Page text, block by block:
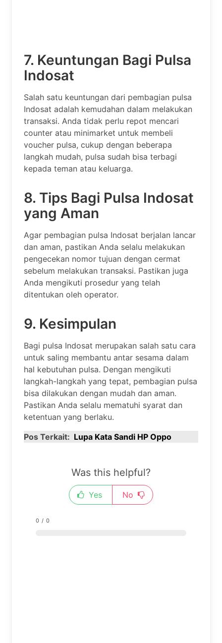
7. Keuntungan Bagi Pulsa
Indosat
Salah satu keuntungan dari pembagian pulsa
Indosat adalah kemudahan dalam melakukan
transaksi. Anda tidak perlu repot mencari
counter atau minimarket untuk membeli
voucher pulsa, cukup dengan beberapa
langkah mudah, pulsa sudah bisa terbagi
kepada teman atau keluarga.
8. Tips Bagi Pulsa Indosat
yang Aman
Agar pembagian pulsa Indosat berjalan lancar
dan aman, pastikan Anda selalu melakukan
pengecekan nomor tujuan dengan cermat
sebelum melakukan transaksi. Pastikan juga
Anda mengikuti prosedur yang telah
ditentukan oleh operator.
9. Kesimpulan
Bagi pulsa Indosat merupakan salah satu cara
untuk saling membantu antar sesama dalam
hal kebutuhan pulsa. Dengan mengikuti
langkah-langkah yang tepat, pembagian pulsa
bisa dilakukan dengan mudah dan aman.
Pastikan Anda selalu mematuhi syarat dan
ketentuan yang berlaku.
Pos Terkait: Lupa Kata Sandi HP Oppo
Was this helpful?
Yes No
0 / 0